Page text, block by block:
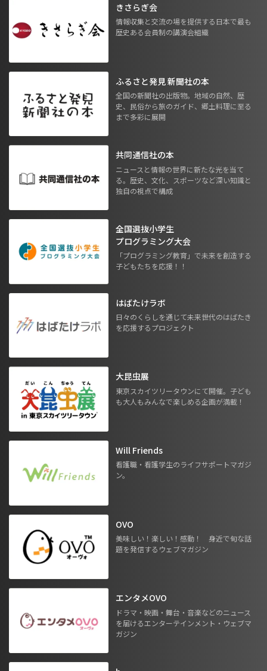
きさらぎ会
情報収集と交流の場を提供する日本で最も
歴史ある会員制の講演会組織
ふるさと発見 新聞社の本
全国の新聞社の出版物。地域の自然、歴
史、民俗から旅のガイド、郷土料理に至る
まで多彩に展開
共同通信社の本
ニュースと情報の世界に新たな光を当て
る。歴史、文化、スポーツなど深い知識と
独自の視点で構成
全国選抜小学生
プログラミング大会
「プログラミング教育」で未来を創造する
子どもたちを応援！！
はばたけラボ
日々のくらしを通じて未来世代のはばたき
を応援するプロジェクト
大昆虫展
東京スカイツリータウンにて開催。子ども
も大人もみんなで楽しめる企画が満載！
Will Friends
看護職・看護学生のライフサポートマガジ
ン。
OVO
美味しい！楽しい！感動！ 身近で旬な話
題を発信するウェブマガジン
エンタメOVO
ドラマ・映画・舞台・音楽などのニュース
を届けるエンターテインメント・ウェブマ
ガジン